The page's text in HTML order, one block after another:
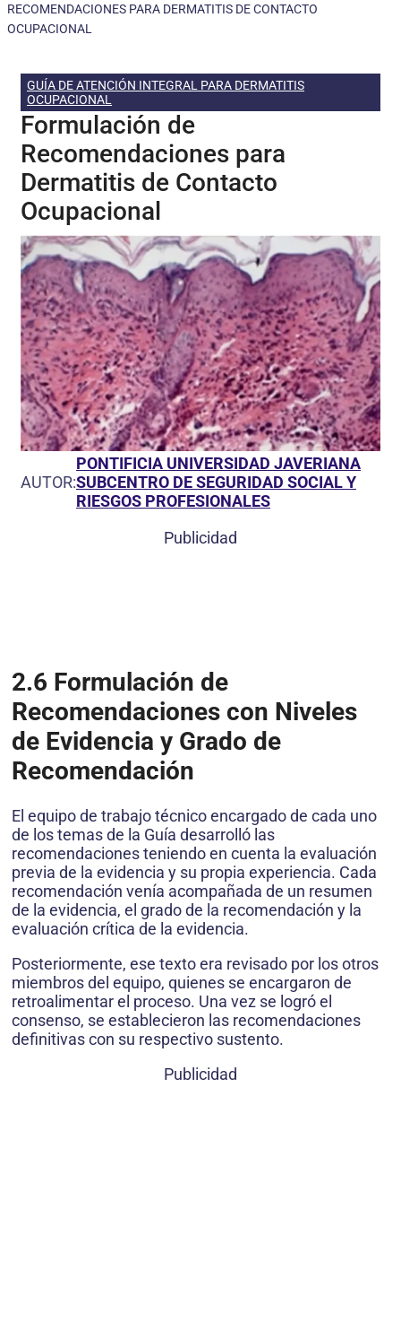
RECOMENDACIONES PARA DERMATITIS DE CONTACTO
OCUPACIONAL
GUÍA DE ATENCIÓN INTEGRAL PARA DERMATITIS
OCUPACIONAL
Formulación de
Recomendaciones para
Dermatitis de Contacto
Ocupacional
AUTOR:
PONTIFICIA UNIVERSIDAD JAVERIANA
SUBCENTRO DE SEGURIDAD SOCIAL Y
RIESGOS PROFESIONALES
Publicidad
2.6 Formulación de
Recomendaciones con Niveles
de Evidencia y Grado de
Recomendación
El equipo de trabajo técnico encargado de cada uno
de los temas de la Guía desarrolló las
recomendaciones teniendo en cuenta la evaluación
previa de la evidencia y su propia experiencia. Cada
recomendación venía acompañada de un resumen
de la evidencia, el grado de la recomendación y la
evaluación crítica de la evidencia.
Posteriormente, ese texto era revisado por los otros
miembros del equipo, quienes se encargaron de
retroalimentar el proceso. Una vez se logró el
consenso, se establecieron las recomendaciones
definitivas con su respectivo sustento.
Publicidad